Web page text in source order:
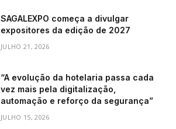
SAGALEXPO começa a divulgar
expositores da edição de 2027
JULHO 21, 2026
“A evolução da hotelaria passa cada
vez mais pela digitalização,
automação e reforço da segurança”
JULHO 15, 2026